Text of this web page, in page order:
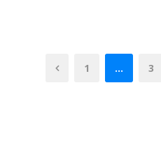
1 … 3